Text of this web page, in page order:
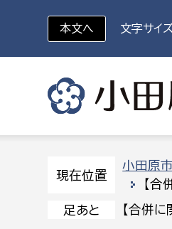
いざというときに
休日救急外来
対象者を選択
新生児・乳幼児
組織から探す
本文へ 文字サイ
現在位置
小田原市
【
足あと 【合併